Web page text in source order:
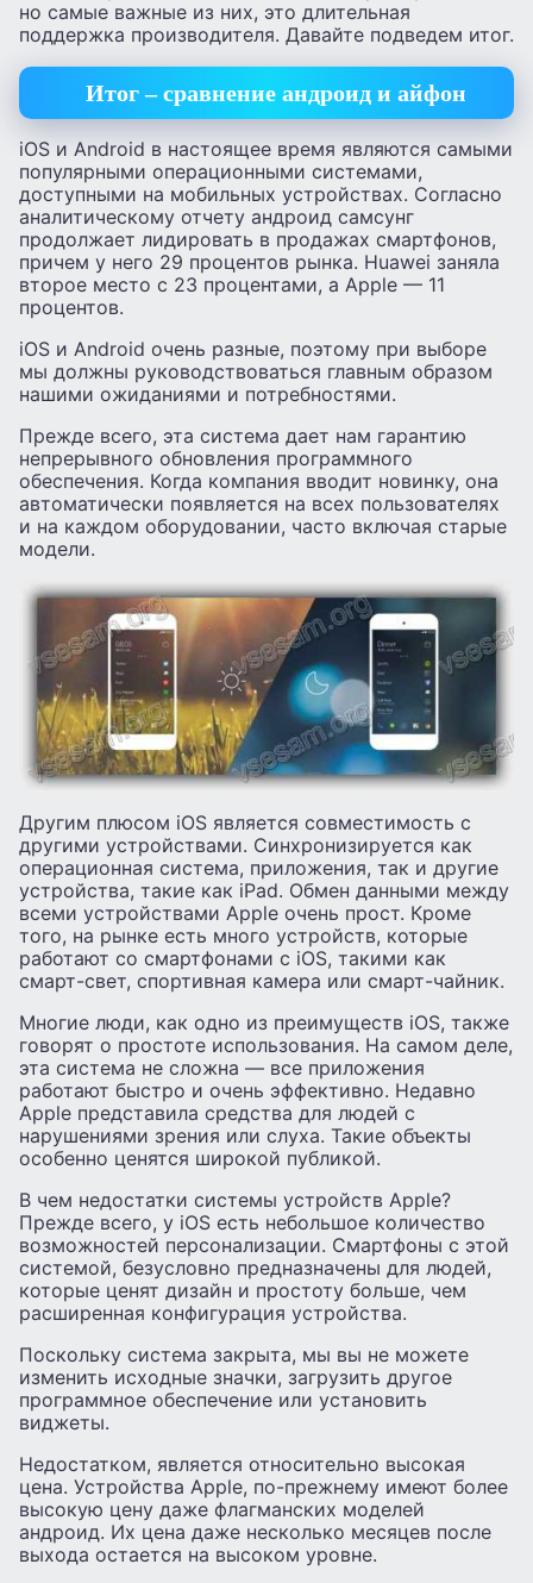
но самые важные из них, это длительная
поддержка производителя. Давайте подведем итог.
Итог – сравнение андроид и айфон
iOS и Android в настоящее время являются самыми
популярными операционными системами,
доступными на мобильных устройствах. Согласно
аналитическому отчету андроид самсунг
продолжает лидировать в продажах смартфонов,
причем у него 29 процентов рынка. Huawei заняла
второе место с 23 процентами, а Apple — 11
процентов.
iOS и Android очень разные, поэтому при выборе
мы должны руководствоваться главным образом
нашими ожиданиями и потребностями.
Прежде всего, эта система дает нам гарантию
непрерывного обновления программного
обеспечения. Когда компания вводит новинку, она
автоматически появляется на всех пользователях
и на каждом оборудовании, часто включая старые
модели.
Другим плюсом iOS является совместимость с
другими устройствами. Синхронизируется как
операционная система, приложения, так и другие
устройства, такие как iPad. Обмен данными между
всеми устройствами Apple очень прост. Кроме
того, на рынке есть много устройств, которые
работают со смартфонами с iOS, такими как
смарт-свет, спортивная камера или смарт-чайник.
Многие люди, как одно из преимуществ iOS, также
говорят о простоте использования. На самом деле,
эта система не сложна — все приложения
работают быстро и очень эффективно. Недавно
Apple представила средства для людей с
нарушениями зрения или слуха. Такие объекты
особенно ценятся широкой публикой.
В чем недостатки системы устройств Apple?
Прежде всего, у iOS есть небольшое количество
возможностей персонализации. Смартфоны с этой
системой, безусловно предназначены для людей,
которые ценят дизайн и простоту больше, чем
расширенная конфигурация устройства.
Поскольку система закрыта, мы вы не можете
изменить исходные значки, загрузить другое
программное обеспечение или установить
виджеты.
Недостатком, является относительно высокая
цена. Устройства Apple, по-прежнему имеют более
высокую цену даже флагманских моделей
андроид. Их цена даже несколько месяцев после
выхода остается на высоком уровне.